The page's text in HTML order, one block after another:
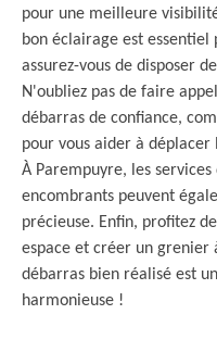
pour une meilleure
bon éclairage est
assurez-vous de disposer
N'oubliez pas de faire
débarras de confiance,
pour vous aider à déplacer
À Parempuyre, les
encombrants peuvent
précieuse. Enfin, profitez
espace et créer un grenier
débarras bien réalisé est
harmonieuse !